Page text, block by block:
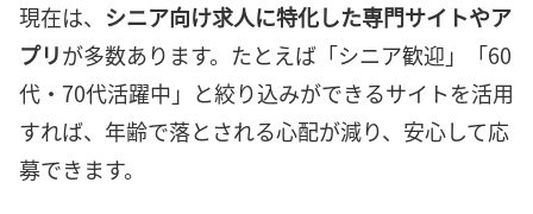
現在は、 シニア向け求人に特化した専門サイトやア
プリが多数あります。たとえば「シニア歓迎」「60
代・70代活躍中」と絞り込みができるサイトを活用
すれば、年齢で落とされる心配が減り、安心して応
募できます。